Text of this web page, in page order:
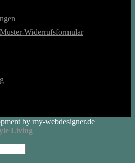
Widerrufsformular
by my-webdesigner.de
Living